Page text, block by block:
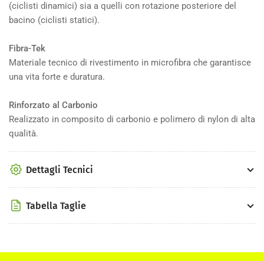
(ciclisti dinamici) sia a quelli con rotazione posteriore del
bacino (ciclisti statici).
Fibra-Tek
Materiale tecnico di rivestimento in microfibra che garantisce
una vita forte e duratura.
Rinforzato al Carbonio
Realizzato in composito di carbonio e polimero di nylon di alta
qualità.
Dettagli Tecnici
Tabella Taglie